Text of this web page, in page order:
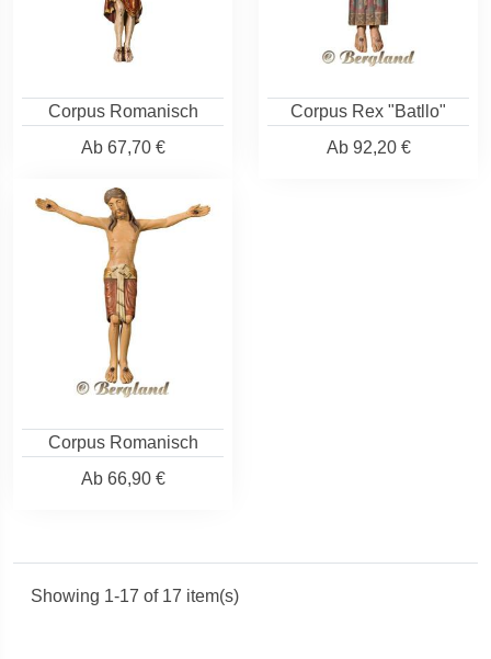
Corpus Romanisch
Ab67,70 €
Corpus Rex "Batllo"
Ab92,20 €
Corpus Romanisch
Ab66,90 €
Showing 1-17 of 17 item(s)